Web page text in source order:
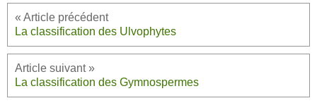
La classification des Ulvophytes
La classification des Gymnospermes